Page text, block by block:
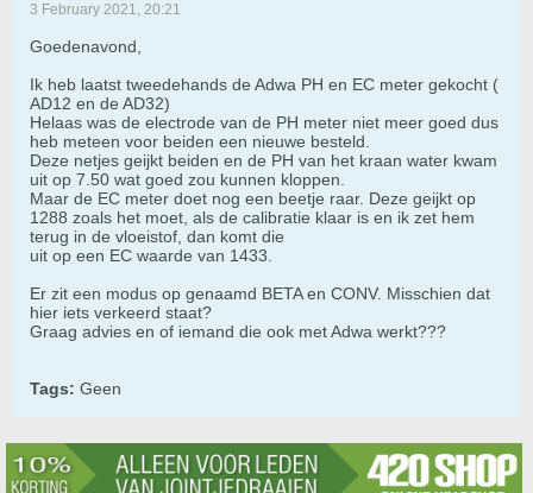
3 February 2021, 20:21
Goedenavond,
Ik heb laatst tweedehands de Adwa PH en EC meter gekocht (
AD12 en de AD32)
Helaas was de electrode van de PH meter niet meer goed dus
heb meteen voor beiden een nieuwe besteld.
Deze netjes geijkt beiden en de PH van het kraan water kwam
uit op 7.50 wat goed zou kunnen kloppen.
Maar de EC meter doet nog een beetje raar. Deze geijkt op
1288 zoals het moet, als de calibratie klaar is en ik zet hem
terug in de vloeistof, dan komt die
uit op een EC waarde van 1433.
Er zit een modus op genaamd BETA en CONV. Misschien dat
hier iets verkeerd staat?
Graag advies en of iemand die ook met Adwa werkt???
Tags: Geen